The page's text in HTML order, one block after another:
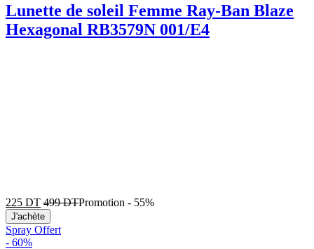
Lunette de soleil Femme Ray-Ban Blaze
Hexagonal RB3579N 001/E4
225 DT 499DTPromotion - 55%
J'achète
Spray Offert
- 60%